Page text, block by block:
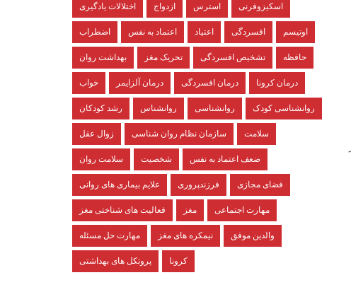
اختلالات یادگیری ازدواج استرس اسکیزوفرنی
اضطراب اعتماد به نفس اعتیاد افسردگی اوتیسم
بهداشت روان تحریک مغز تشخیص افسردگی حافظه
خواب درمان آلزایمر درمان افسردگی درمان کرونا
رشد کودکان روانشناس روانشناسی روانشناسی کودک
زوال عقل سازمان نظام روان شناسی سلامت
سلامت روان شخصیت ضعف اعتماد به نفس
علایم بیماری های روانی فرزندپروری فضای مجازی
فعالیت های شناختی مغز مغز مهارت اجتماعی
مهارت حل مسئله نیمکره های مغز والدین موفق
پروتکل های بهداشتی کرونا